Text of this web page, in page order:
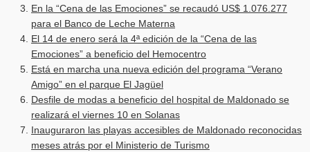
En la “Cena de las Emociones” se recaudó US$ 1.076.277
para el Banco de Leche Materna
El 14 de enero será la 4ª edición de la “Cena de las
Emociones” a beneficio del Hemocentro
Está en marcha una nueva edición del programa “Verano
Amigo” en el parque El Jagüel
Desfile de modas a beneficio del hospital de Maldonado se
realizará el viernes 10 en Solanas
Inauguraron las playas accesibles de Maldonado reconocidas
meses atrás por el Ministerio de Turismo